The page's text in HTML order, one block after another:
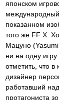
японском
показанном
того же FF X.
Мацуно
ни на одну
отметить, что
дизайнер
работавший
протагониста